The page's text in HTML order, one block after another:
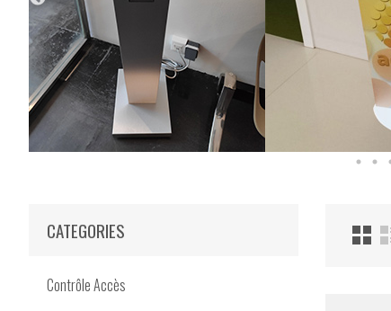
CATEGORIES
Contrôle Accès